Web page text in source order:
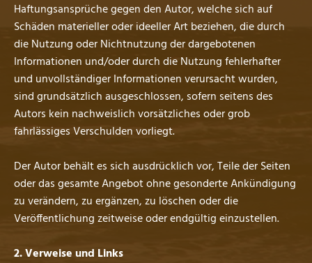
Haftungsansprüche gegen den Autor, welche sich auf
Schäden materieller oder ideeller Art beziehen, die durch
die Nutzung oder Nichtnutzung der dargebotenen
Informationen und/oder durch die Nutzung fehlerhafter
und unvollständiger Informationen verursacht wurden,
sind grundsätzlich ausgeschlossen, sofern seitens des
Autors kein nachweislich vorsätzliches oder grob
fahrlässiges Verschulden vorliegt.
Der Autor behält es sich ausdrücklich vor, Teile der Seiten
oder das gesamte Angebot ohne gesonderte Ankündigung
zu verändern, zu ergänzen, zu löschen oder die
Veröffentlichung zeitweise oder endgültig einzustellen.
2. Verweise und Links